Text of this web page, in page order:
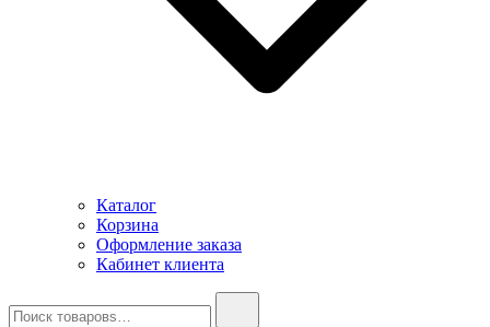
Каталог
Корзина
Оформление заказа
Кабинет клиента